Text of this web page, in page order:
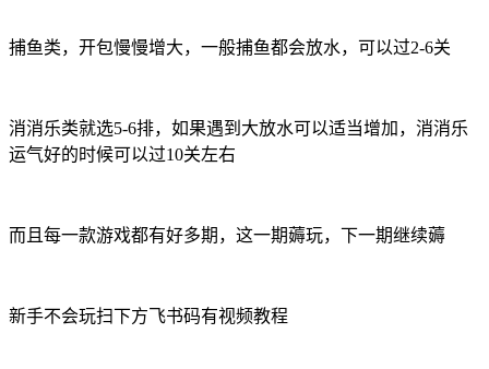
捕鱼类，开包慢慢增大，一般捕鱼都会放水，可以过2-6关
消消乐类就选5-6排，如果遇到大放水可以适当增加，消消乐
运气好的时候可以过10关左右
而且每一款游戏都有好多期，这一期薅玩，下一期继续薅
新手不会玩扫下方飞书码有视频教程